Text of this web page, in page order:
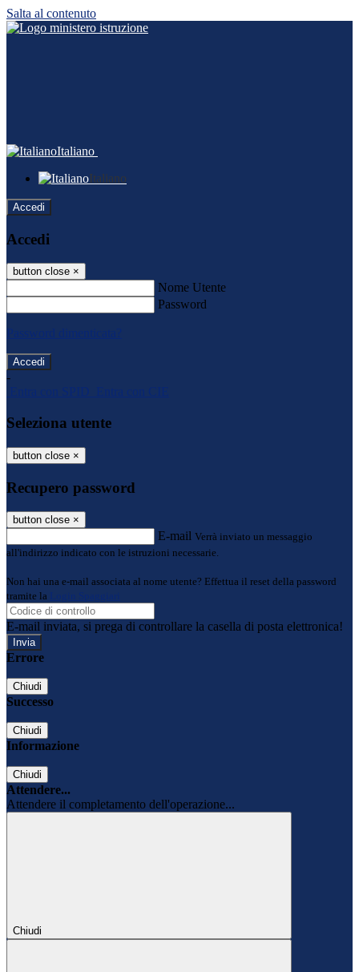
Salta al contenuto
Italiano
Italiano
Accedi
Accedi
button close ×
Nome Utente
Password
Password dimenticata?
-
Entra con SPID
Entra con CIE
Seleziona utente
button close ×
Recupero password
button close ×
E-mail Verrà inviato un messaggio
all'indirizzo indicato con le istruzioni necessarie.
Non hai una e-mail associata al nome utente? Effettua il reset della password
tramite la
Login Spaggiari
E-mail inviata, si prega di controllare la casella di posta elettronica!
Errore
Chiudi
Successo
Chiudi
Informazione
Chiudi
Attendere...
Attendere il completamento dell'operazione...
Chiudi